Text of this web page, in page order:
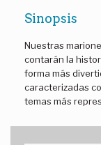
Sinopsis
Nuestras
contarán la
forma más
caracterizadas
temas más